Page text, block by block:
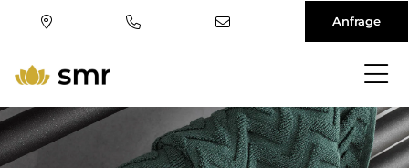
Direkt
zum
Inhalt
Anfrage